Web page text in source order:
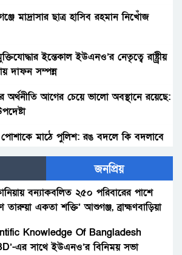
মাদ্রাসার ছাত্র হাসিব রহমান নিখোঁজ
ইন্তেকাল ইউএনও’র নেতৃত্বে রাষ্ট্র্রীয়
দাফন সম্পন্ন
অর্থনীতি আগের চেয়ে ভালো অবস্থানে রয়েছে:
মাঠে পুলিশ: রঙ বদলে কি বদলাবে
৪ উপজেলায় বিএনপির এমপি প্রার্থী ডাঃ
ব্যাবস্থাপনায় ফ্রী মেডিকেল ক্যাম্প ও ঔষধ
জনপ্রিয়
বন্যাকবলিত ২৫০ পরিবারের পাশে
তারুয়া একতা শক্তি’ আশুগঞ্জ, ব্রাহ্মণবাড়িয়া
Knowledge Of Bangladesh
এর সাথে ইউএনও’র বিনিময় সভা